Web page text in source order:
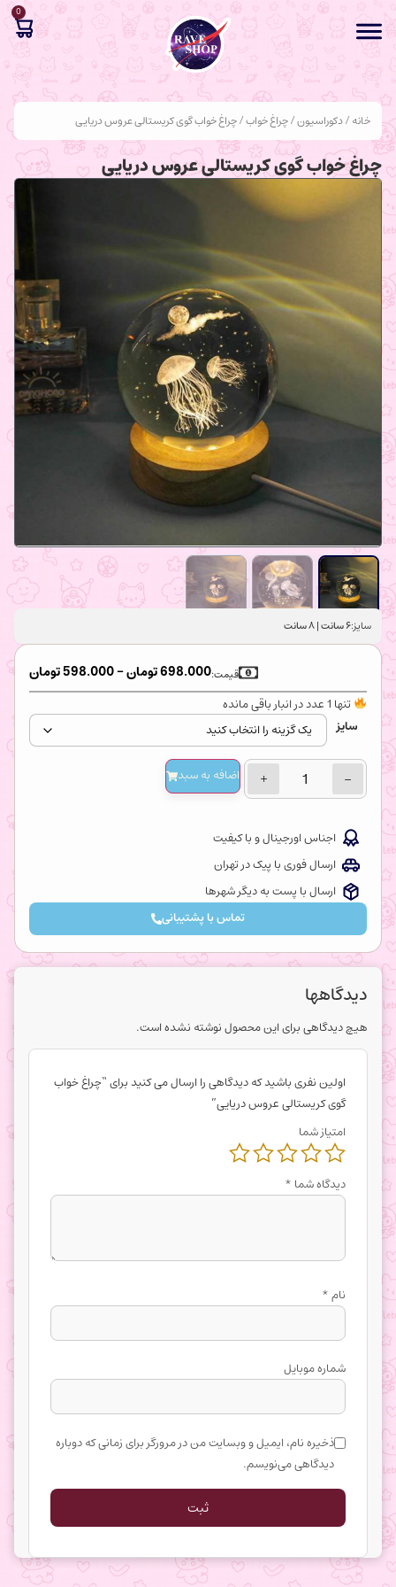
0
خانه/دکوراسیون/چراغ خواب/ چراغ خواب گوی کریستالی عروس دریایی
چراغ خواب گوی کریستالی عروس دریایی
سایز:۶ سانت | ۸ سانت
698.000تومان–
598.000تومان قیمت:
تنها 1 عدد در انبار باقی مانده
سایز
−
+ اضافه‌ به سبد
اجناس اورجینال و با کیفیت
ارسال فوری با پیک در تهران
ارسال با پست به دیگر شهرها
تماس با پشتیبانی
دیدگاهها
هیچ دیدگاهی برای این محصول نوشته نشده است.
اولین نفری باشید که دیدگاهی را ارسال می کنید برای “چراغ خواب
گوی کریستالی عروس دریایی”
امتیاز شما
دیدگاه شما *
نام*
شماره موبایل
ذخیره نام، ایمیل و وبسایت من در مرورگر برای زمانی که دوباره
دیدگاهی می‌نویسم.